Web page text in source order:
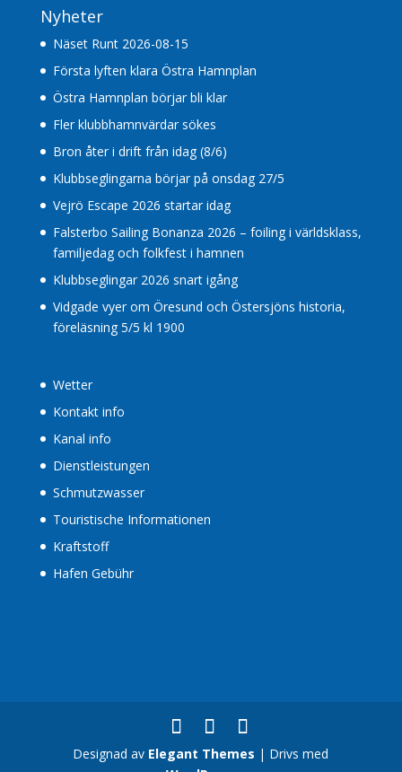
Nyheter
Näset Runt 2026-08-15
Första lyften klara Östra Hamnplan
Östra Hamnplan börjar bli klar
Fler klubbhamnvärdar sökes
Bron åter i drift från idag (8/6)
Klubbseglingarna börjar på onsdag 27/5
Vejrö Escape 2026 startar idag
Falsterbo Sailing Bonanza 2026 – foiling i världsklass,
familjedag och folkfest i hamnen
Klubbseglingar 2026 snart igång
Vidgade vyer om Öresund och Östersjöns historia,
föreläsning 5/5 kl 1900
Wetter
Kontakt info
Kanal info
Dienstleistungen
Schmutzwasser
Touristische Informationen
Kraftstoff
Hafen Gebühr
Designad av Elegant Themes | Drivs med